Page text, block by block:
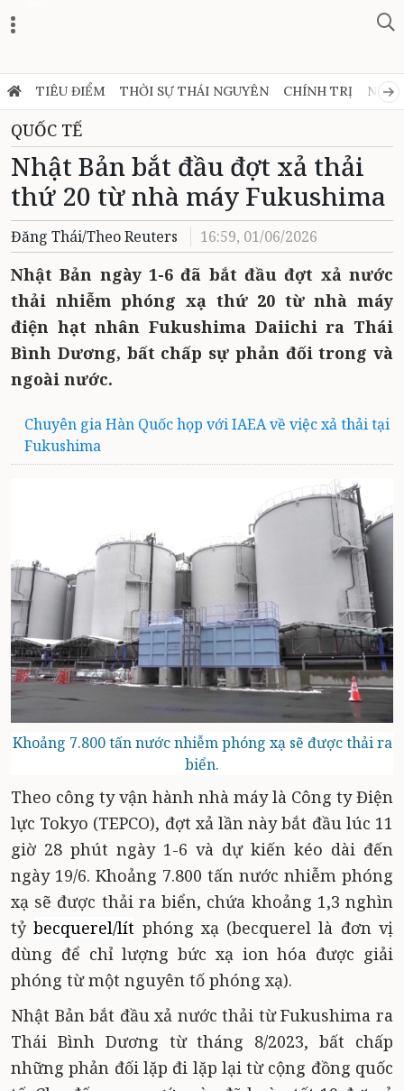
TIÊU ĐIỂM THỜI SỰ THÁI NGUYÊN CHÍNH TRỊ NGHỊ
QUỐC TẾ
Nhật Bản bắt đầu đợt xả thải
thứ 20 từ nhà máy Fukushima
Đăng Thái/Theo Reuters 16:59, 01/06/2026
Nhật Bản ngày 1-6 đã bắt đầu đợt xả nước
thải nhiễm phóng xạ thứ 20 từ nhà máy
điện hạt nhân Fukushima Daiichi ra Thái
Bình Dương, bất chấp sự phản đối trong và
ngoài nước.
Chuyên gia Hàn Quốc họp với IAEA về việc xả thải tại
Fukushima
Khoảng 7.800 tấn nước nhiễm phóng xạ sẽ được thải ra
biển.
Theo công ty vận hành nhà máy là Công ty Điện
lực Tokyo (TEPCO), đợt xả lần này bắt đầu lúc 11
giờ 28 phút ngày 1-6 và dự kiến kéo dài đến
ngày 19/6. Khoảng 7.800 tấn nước nhiễm phóng
xạ sẽ được thải ra biển, chứa khoảng 1,3 nghìn
tỷbecquerel/lít phóng xạ (becquerel là đơn vị
dùng để chỉ lượng bức xạ ion hóa được giải
phóng từ một nguyên tố phóng xạ).
Nhật Bản bắt đầu xả nước thải từ Fukushima ra
Thái Bình Dương từ tháng 8/2023, bất chấp
những phản đối lặp đi lặp lại từ cộng đồng quốc